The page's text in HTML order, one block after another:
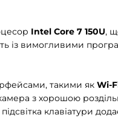
Intel Core 7 150U,
із вимогливими
такими як Wi-
з хорошою
клавіатури